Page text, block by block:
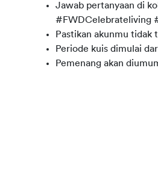
Jawab pertanyaan di
#FWDCelebrateliving
Pastikan akunmu tidak
Periode kuis dimulai
Pemenang akan